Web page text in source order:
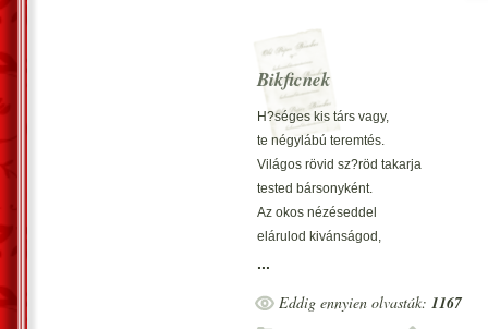
azt kaptam t?led amit nem is kértem.
A legdrágább ajándékot,mit ?rzök
a testi gyönyört,lelked a szerelmed
Bikficnek
H?séges kis társ vagy,
te négylábú teremtés.
Világos rövid sz?röd takarja
tested bársonyként.
Az okos nézéseddel
elárulod kivánságod,
...
Eddig ennyien olvasták: 1167